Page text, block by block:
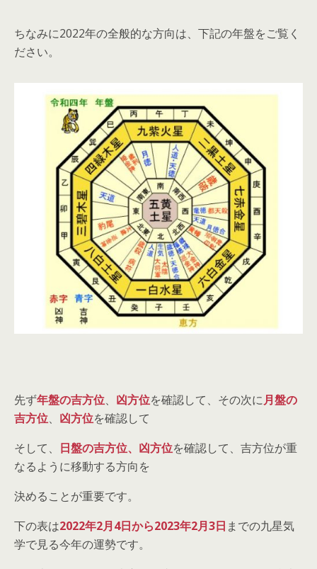
ちなみに2022年の全般的な方向は、下記の年盤をご覧く
ださい。
先ず年盤の吉方位、 凶方位を確認して、その次に月盤の
吉方位、 凶方位を確認して
そして、 日盤の吉方位、凶方位を確認して、吉方位が重
なるように移動する方向を
決めることが重要です。
下の表は2022年2月4日から2023年2月3日 までの九星気
学で見る今年の運勢です。